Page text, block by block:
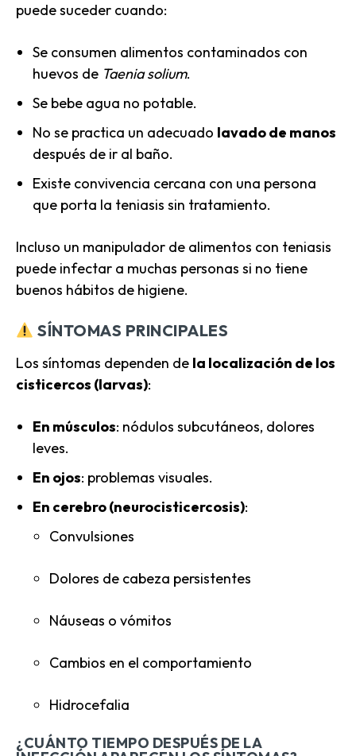
puede suceder cuando:
Se consumen alimentos contaminados con
huevos de Taenia solium.
Se bebe agua no potable.
No se practica un adecuado lavado de manos
después de ir al baño.
Existe convivencia cercana con una persona
que porta la teniasis sin tratamiento.
Incluso un manipulador de alimentos con teniasis
puede infectar a muchas personas si no tiene
buenos hábitos de higiene.
SÍNTOMAS PRINCIPALES
Los síntomas dependen de la localización de los
cisticercos (larvas):
En músculos: nódulos subcutáneos, dolores
leves.
En ojos: problemas visuales.
En cerebro (neurocisticercosis):
Convulsiones
Dolores de cabeza persistentes
Náuseas o vómitos
Cambios en el comportamiento
Hidrocefalia
¿CUÁNTO TIEMPO DESPUÉS DE LA